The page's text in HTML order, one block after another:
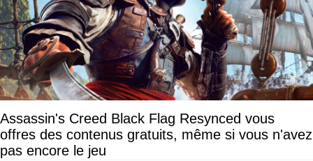
Assassin's Creed Black Flag Resynced vous
offres des contenus gratuits, même si vous n'avez
pas encore le jeu